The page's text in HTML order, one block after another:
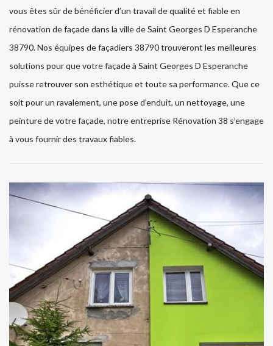
vous êtes sûr de bénéficier d’un travail de qualité et fiable en
rénovation de façade dans la ville de Saint Georges D Esperanche
38790. Nos équipes de façadiers 38790 trouveront les meilleures
solutions pour que votre façade à Saint Georges D Esperanche
puisse retrouver son esthétique et toute sa performance. Que ce
soit pour un ravalement, une pose d’enduit, un nettoyage, une
peinture de votre façade, notre entreprise Rénovation 38 s’engage
à vous fournir des travaux fiables.